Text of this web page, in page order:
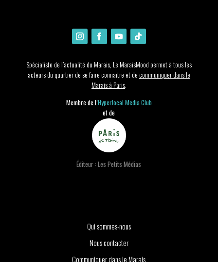
Spécialiste de l’actualité du Marais, Le MaraisMood permet à tous les
acteurs du quartier de se faire connaitre et decommuniquer dans le
Marais à Paris.
Membre de l’Hyperlocal Media Club
et de
Éditeur : Les Petits Médias
Qui sommes-nous
Nous contacter
Communiquer dans le Marais